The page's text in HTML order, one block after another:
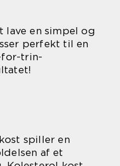
lave en simpel og
perfekt til en
for-trin-
spiller en
af et